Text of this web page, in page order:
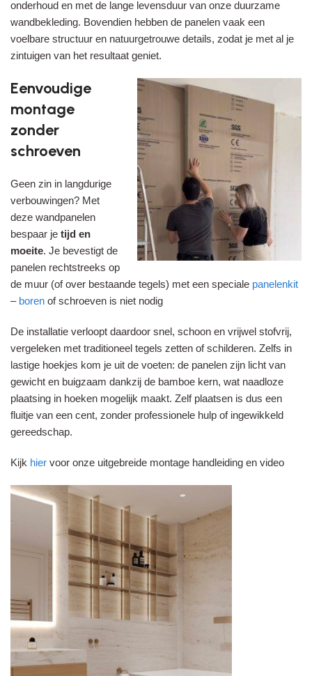
onderhoud en met de lange levensduur van onze duurzame
wandbekleding. Bovendien hebben de panelen vaak een
voelbare structuur en natuurgetrouwe details, zodat je met al je
zintuigen van het resultaat geniet.
Eenvoudige
montage
zonder
schroeven
Geen zin in langdurige
verbouwingen? Met
deze wandpanelen
bespaar je tijd en
moeite. Je bevestigt de
panelen rechtstreeks op
de muur (of over bestaande tegels) met een speciale panelenkit
– boren of schroeven is niet nodig
De installatie verloopt daardoor snel, schoon en vrijwel stofvrij,
vergeleken met traditioneel tegels zetten of schilderen. Zelfs in
lastige hoekjes kom je uit de voeten: de panelen zijn licht van
gewicht en buigzaam dankzij de bamboe kern, wat naadloze
plaatsing in hoeken mogelijk maakt. Zelf plaatsen is dus een
fluitje van een cent, zonder professionele hulp of ingewikkeld
gereedschap.
Kijk hier voor onze uitgebreide montage handleiding en video